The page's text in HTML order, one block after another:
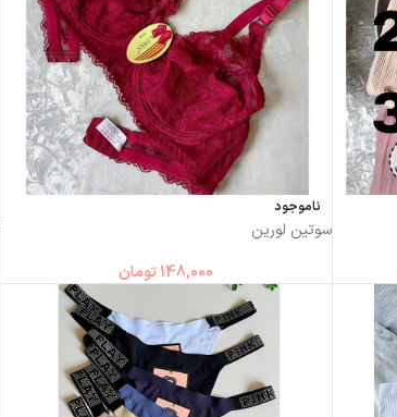
ناموجود
سوتین لورین
148,000 تومان